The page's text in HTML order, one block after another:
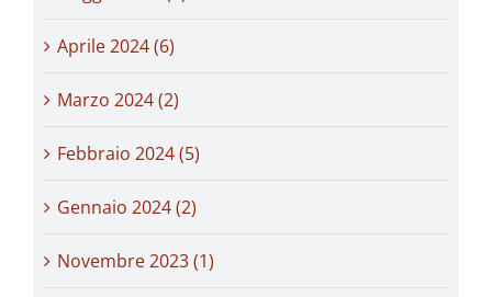
Aprile 2024 (6)
Marzo 2024 (2)
Febbraio 2024 (5)
Gennaio 2024 (2)
Novembre 2023 (1)